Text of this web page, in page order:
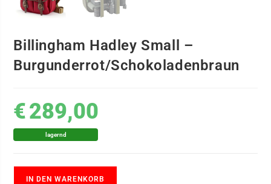
Billingham Hadley Small –
Burgunderrot/Schokoladenbraun
€289,00
lagernd
IN DEN WARENKORB